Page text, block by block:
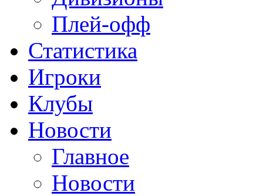
Плей-офф
Статистика
Игроки
Клубы
Новости
Главное
Новости